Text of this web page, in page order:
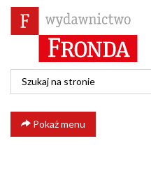
Pokaż menu